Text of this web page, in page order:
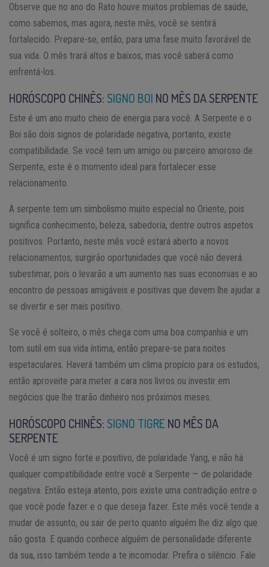
Observe que no ano do Rato houve muitos problemas de saúde,
como sabemos, mas agora, neste mês, você se sentirá
fortalecido. Prepare-se, então, para uma fase muito favorável de
sua vida. O mês trará altos e baixos, mas você saberá como
enfrentá-los.
HORÓSCOPO CHINÊS:SIGNO BOI NO MÊS DA SERPENTE
Este é um ano muito cheio de energia para você. A Serpente e o
Boi são dois signos de polaridade negativa, portanto, existe
compatibilidade. Se você tem um amigo ou parceiro amoroso de
Serpente, este é o momento ideal para fortalecer esse
relacionamento.
A serpente tem um simbolismo muito especial no Oriente, pois
significa conhecimento, beleza, sabedoria, dentre outros aspetos
positivos. Portanto, neste mês você estará aberto a novos
relacionamentos; surgirão oportunidades que você não deverá
subestimar, pois o levarão a um aumento nas suas economias e ao
encontro de pessoas amigáveis e positivas que devem lhe ajudar a
se divertir e ser mais positivo.
Se você é solteiro, o mês chega com uma boa companhia e um
tom sutil em sua vida íntima, então prepare-se para noites
espetaculares. Haverá também um clima propício para os estudos,
então aproveite para meter a cara nos livros ou investir em
negócios que lhe trarão dinheiro nos próximos meses.
HORÓSCOPO CHINÊS:SIGNO TIGRENO MÊS DA
SERPENTE
Você é um signo forte e positivo, de polaridade Yang, e não há
qualquer compatibilidade entre você a Serpente — de polaridade
negativa. Então esteja atento, pois existe uma contradição entre o
que você pode fazer e o que deseja fazer. Este mês você tende a
mudar de assunto, ou sair de perto quanto alguém lhe diz algo que
não gosta. E quando conhece alguém de personalidade diferente
da sua, isso também tende a te incomodar. Prefira o silêncio. Fale